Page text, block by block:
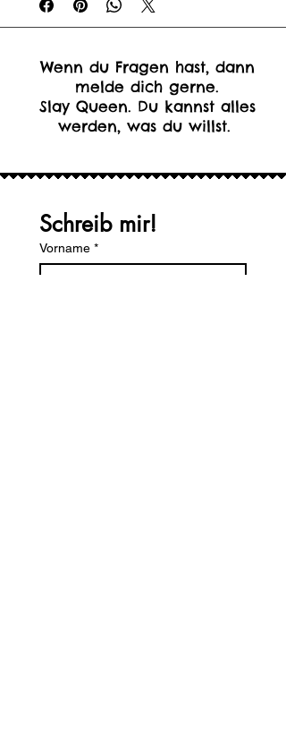
Wenn du Fragen hast, dann
melde dich gerne.
Slay Queen. Du kannst alles
werden, was du willst.
Schreib mir!
Vorname *